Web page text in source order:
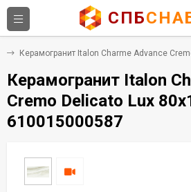
СПБ
Керамогранит Italon Charme Advance
Керамогранит Italon
Cremo Delicato Lux
610015000587